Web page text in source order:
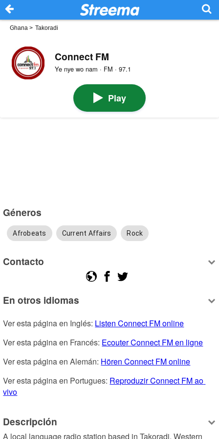
Ghana > Takoradi
Connect FM
Ye nye wo nam · FM · 97.1
Play
Géneros
Afrobeats Current Affairs Rock
Contacto
En otros idiomas
Ver esta página en Inglés: Listen Connect FM online
Ver esta página en Francés: Ecouter Connect FM en ligne
Ver esta página en Alemán: Hören Connect FM online
Ver esta página en Portugues: Reproduzir Connect FM ao
vivo
Descripción
A local language radio station based in Takoradi, Western